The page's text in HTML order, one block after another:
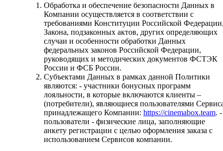
Обработка и обеспечение безопасности Данных в
Компании осуществляется в соответствии с
требованиями Конституции Российской
Закона, подзаконных актов, других определяющих
случаи и особенности обработки Данных
федеральных законов Российской Федерации,
руководящих и методических документов ФСТЭК
России и ФСБ России.
Субъектами Данных в рамках данной Политики
являются: - участники бонусных программ
лояльности, в которые включаются клиенты –
(потребители), являющиеся пользователями
принадлежащего Компании: https://cinemabox.team. -
пользователи - физические лица, заполняющие
анкету регистрации с целью оформления заказа с
использованием Сервисов компании.